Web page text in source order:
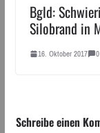
Bgld:
Silobrand in
16. Oktober 2017 0
Schreibe einen